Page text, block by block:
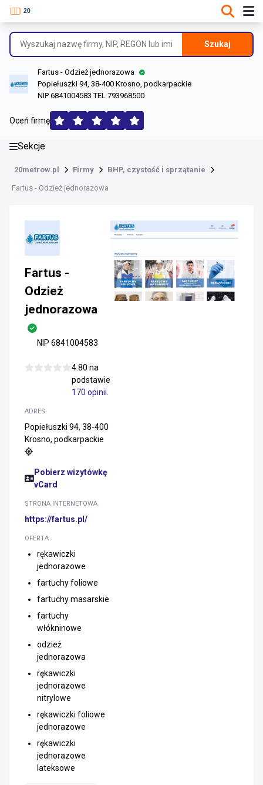
Szukaj
Fartus - Odzież jednorazowa
Popiełuszki 94, 38-400 Krosno, podkarpackie
NIP 6841004583 TEL 793968500
Oceń firmę
Sekcje
20metrow.pl Firmy BHP, czystość i sprzątanie
Fartus - Odzież jednorazowa
Informacje o firmie
Dane rejestrowe
Lokalizacje
Opinie (170)
Fartus -
Odzież
jednorazowa
NIP 6841004583
4.80 na
podstawie
170 opinii
ADRES
Popiełuszki 94, 38-400
Krosno, podkarpackie
Pobierz wizytówkę
vCard
STRONA INTERNETOWA
https://fartus.pl/
OFERTA
rękawiczki
jednorazowe
fartuchy foliowe
fartuchy masarskie
fartuchy
włókninowe
odzież
jednorazowa
rękawiczki
jednorazowe
nitrylowe
rękawiczki foliowe
jednorazowe
rękawiczki
jednorazowe
lateksowe